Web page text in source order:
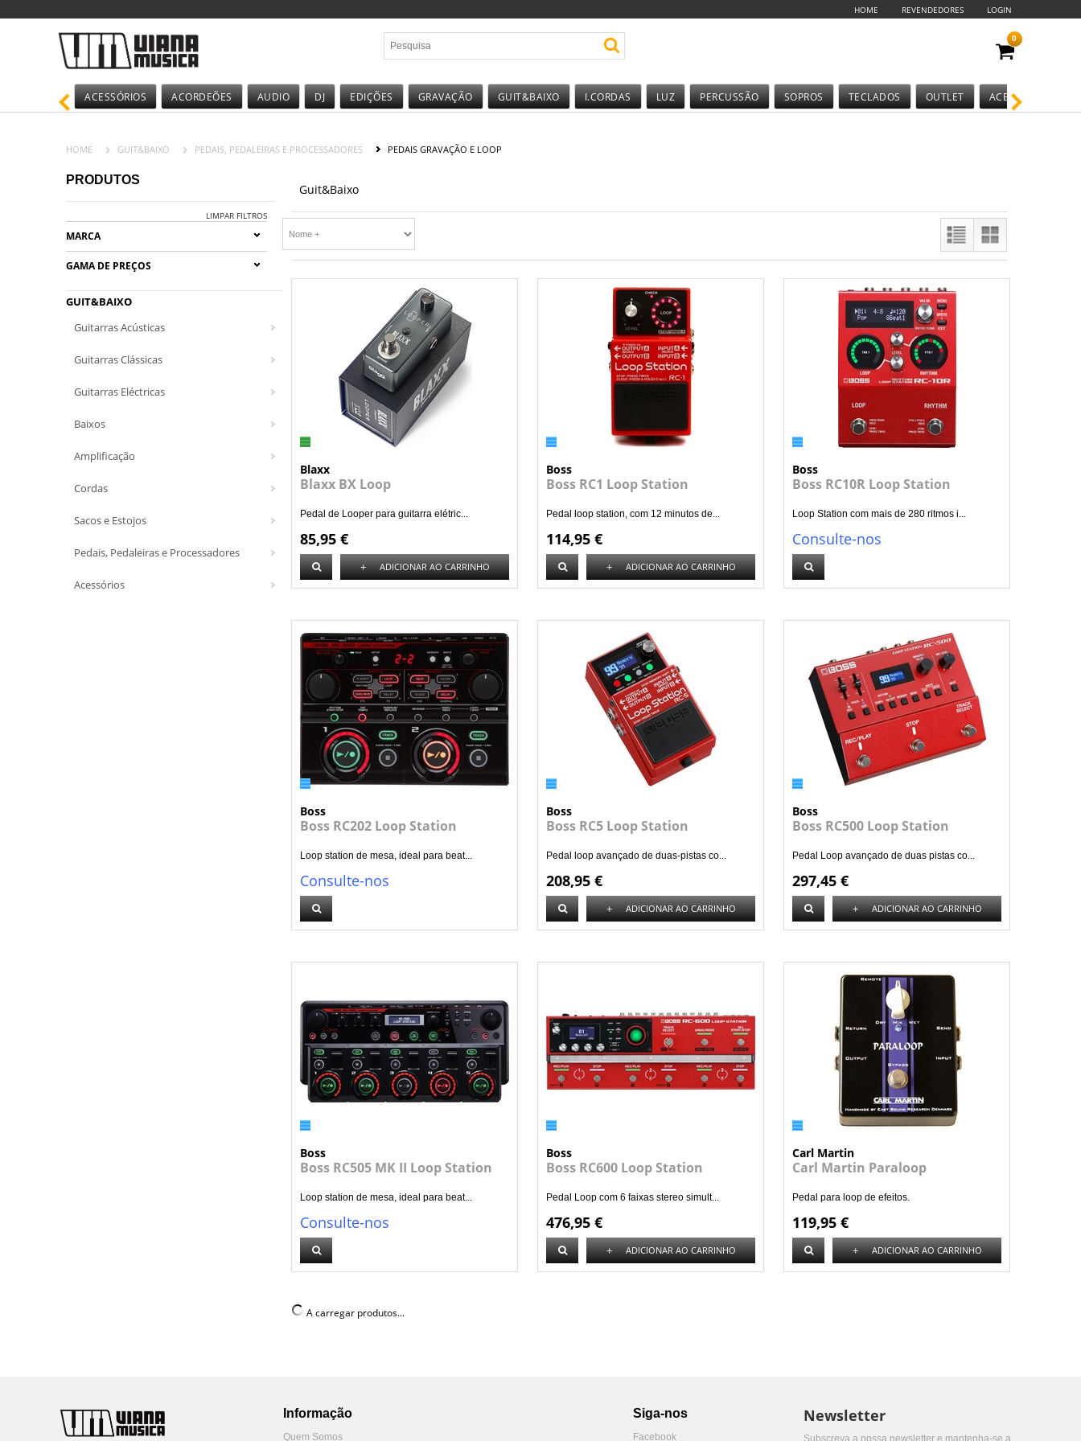
HOME REVENDEDORES LOGIN
0
ACESSÓRIOS ACORDEÕES AUDIO DJ EDIÇÕES GRAVAÇÃO GUIT&BAIXO I.CORDAS LUZ PERCUSSÃO SOPROS TECLADOS OUTLET ACESSÓRIOS
HOME GUIT&BAIXO PEDAIS, PEDALEIRAS E PROCESSADORES PEDAIS GRAVAÇÃO E LOOP
PRODUTOS
LIMPAR FILTROS
MARCA
GAMA DE PREÇOS
GUIT&BAIXO
Guitarras Acústicas
Guitarras Clássicas
Guitarras Eléctricas
Baixos
Amplificação
Cordas
Sacos e Estojos
Pedais, Pedaleiras e Processadores
Acessórios
Guit&Baixo
Blaxx
Blaxx BX Loop
Pedal de Looper para guitarra elétric...
85,95 €
+ ADICIONAR AO CARRINHO
Boss
Boss RC1 Loop Station
Pedal loop station, com 12 minutos de...
114,95 €
+ ADICIONAR AO CARRINHO
Boss
Boss RC10R Loop Station
Loop Station com mais de 280 ritmos i...
Consulte-nos
Boss
Boss RC202 Loop Station
Loop station de mesa, ideal para beat...
Consulte-nos
Boss
Boss RC5 Loop Station
Pedal loop avançado de duas-pistas co...
208,95 €
+ ADICIONAR AO CARRINHO
Boss
Boss RC500 Loop Station
Pedal Loop avançado de duas pistas co...
297,45 €
+ ADICIONAR AO CARRINHO
Boss
Boss RC505 MK II Loop Station
Loop station de mesa, ideal para beat...
Consulte-nos
Boss
Boss RC600 Loop Station
Pedal Loop com 6 faixas stereo simult...
476,95 €
+ ADICIONAR AO CARRINHO
Carl Martin
Carl Martin Paraloop
Pedal para loop de efeitos.
119,95 €
+ ADICIONAR AO CARRINHO
A carregar produtos...
Informação
Quem Somos
Siga-nos
Facebook
Newsletter
Subscreva a nossa newsletter e mantenha-se a